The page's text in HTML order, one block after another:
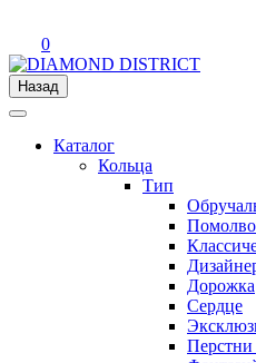
0
Назад
Каталог
Кольца
Тип
Дорожка
Сердце